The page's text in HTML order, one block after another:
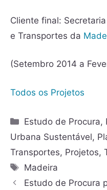
Cliente final:
e Transportes da
(Setembro 2014 a
Todos os Projetos
Estudo de Procura,
Urbana Sustentável,
Transportes, Projetos,
Madeira
Estudo de Procura